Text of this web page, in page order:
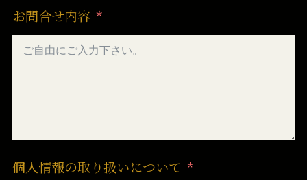
お問合せ内容
個人情報の取り扱いについて